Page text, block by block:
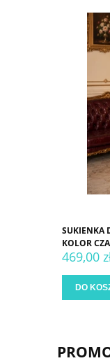
SUKIENKA
KOLOR
469,00
DO